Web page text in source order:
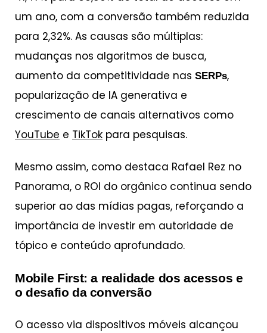
um ano, com a conversão também reduzida
para 2,32%. As causas são múltiplas:
mudanças nos algoritmos de busca,
aumento da competitividade nas SERPs,
popularização de IA generativa e
crescimento de canais alternativos como
YouTube e TikTok para pesquisas.
Mesmo assim, como destaca Rafael Rez no
Panorama, o ROI do orgânico continua sendo
superior ao das mídias pagas, reforçando a
importância de investir em autoridade de
tópico e conteúdo aprofundado.
Mobile First: a realidade dos acessos e
o desafio da conversão
O acesso via dispositivos móveis alcançou